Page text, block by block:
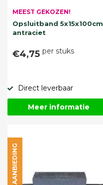
MEEST GEKOZEN!
Opsluitband 5x15x100cm
antraciet
€4,75 per stuks
Direct leverbaar
Meer informatie
AANBIEDING